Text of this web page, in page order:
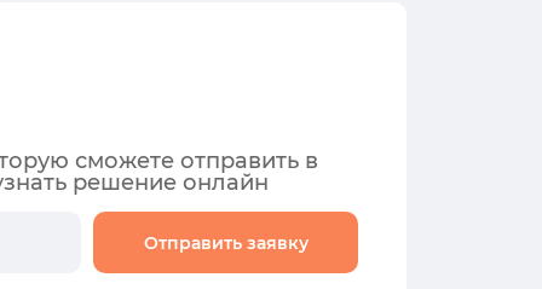
сможете отправить в
решение онлайн
Отправить заявку